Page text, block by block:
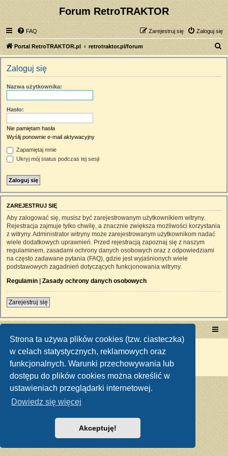
Strona ta używa plików cookies (tzw. ciasteczka)
w celach statystycznych, reklamowych oraz
funkcjonalnych. Warunki przechowywania lub
dostępu do plików cookies można określić w
ustawieniach przeglądarki internetowej.
Dowiedz się więcej
Akceptuję!
Forum RetroTRAKTOR
FAQ Zaloguj się
Zarejestruj się
Portal RetroTRAKTOR.pl retrotraktor.pl/forum
z
Zaloguj się
Nazwa użytkownika:
Hasło:
Nie pamiętam hasła
Wyślij ponownie e-mail aktywacyjny
Zapamiętaj mnie
Ukryj mój status podczas tej sesji
ZAREJESTRUJ SIĘ
Aby zalogować się, musisz być zarejestrowanym użytkownikiem witryny.
Rejestracja zajmuje tylko chwilę, a znacznie zwiększa możliwości korzystania
z witryny. Administrator witryny może zarejestrowanym użytkownikom nadać
wiele dodatkowych uprawnień. Przed rejestracją zapoznaj się z naszym
regulaminem, zasadami ochrony danych osobowych oraz z odpowiedziami
na często zadawane pytania (FAQ), gdzie jest wyjaśnionych wiele
podstawowych zagadnień dotyczących funkcjonowania witryny.
Regulamin | Zasady ochrony danych osobowych
Zarejestruj się
Technologię dostarcza phpBB ® Forum Software © phpBB Limited
Polski pakiet językowy dostarcza
Zasady ochrony danych osobowych|Regulamin